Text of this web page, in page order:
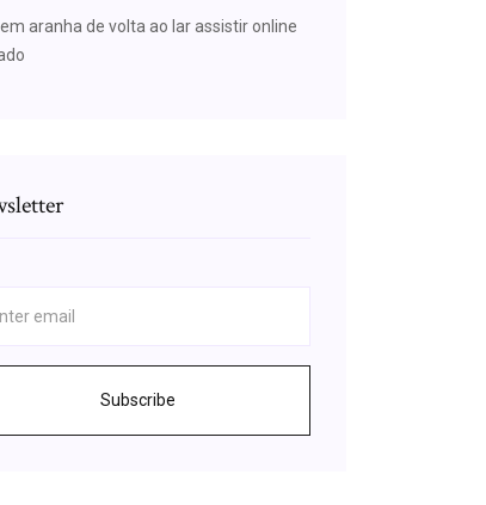
aranha de volta ao lar assistir online
Subscribe